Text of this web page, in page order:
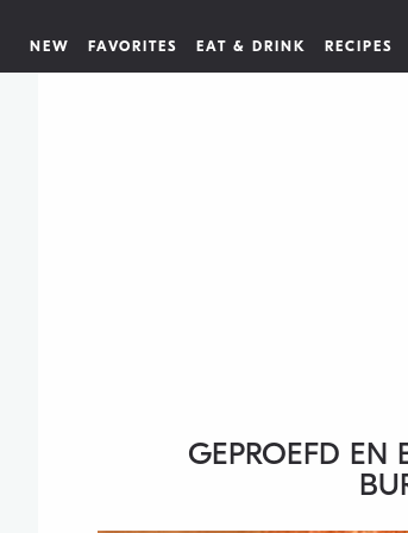
NEW FAVORITES EAT & DRINK RECIPES
GEPROEFD EN